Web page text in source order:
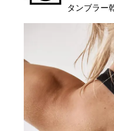
タンブラー